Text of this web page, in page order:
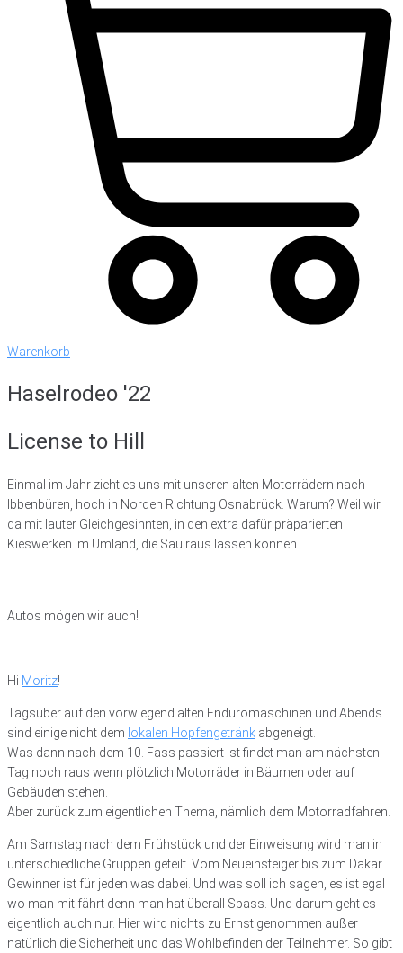
Warenkorb
Haselrodeo '22
License to Hill
Einmal im Jahr zieht es uns mit unseren alten Motorrädern nach
Ibbenbüren, hoch in Norden Richtung Osnabrück. Warum? Weil wir
da mit lauter Gleichgesinnten, in den extra dafür präparierten
Kieswerken im Umland, die Sau raus lassen können.
Autos mögen wir auch!
Hi Moritz!
Tagsüber auf den vorwiegend alten Enduromaschinen und Abends
sind einige nicht dem lokalen Hopfengetränk abgeneigt.
Was dann nach dem 10. Fass passiert ist findet man am nächsten
Tag noch raus wenn plötzlich Motorräder in Bäumen oder auf
Gebäuden stehen.
Aber zurück zum eigentlichen Thema, nämlich dem Motorradfahren.
Am Samstag nach dem Frühstück und der Einweisung wird man in
unterschiedliche Gruppen geteilt. Vom Neueinsteiger bis zum Dakar
Gewinner ist für jeden was dabei. Und was soll ich sagen, es ist egal
wo man mit fährt denn man hat überall Spass. Und darum geht es
eigentlich auch nur. Hier wird nichts zu Ernst genommen außer
natürlich die Sicherheit und das Wohlbefinden der Teilnehmer. So gibt